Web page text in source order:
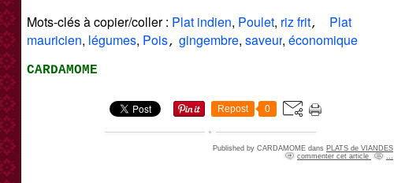
Mots-clés à copier/coller : Plat indien, Poulet, riz frit,
Plat
mauricien, légumes, Pois, gingembre, saveur, économique
CARDAMOME
Repost 0
Published by CARDAMOME dans PLATS de VIANDES
commenter cet article
…